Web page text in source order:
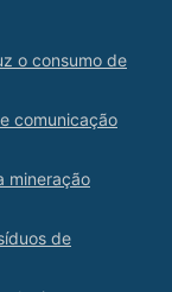
o consumo de
comunicação
mineração
de